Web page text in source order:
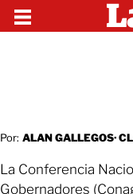
Por: ALAN GALLEGOS·
La Conferencia
Gobernadores